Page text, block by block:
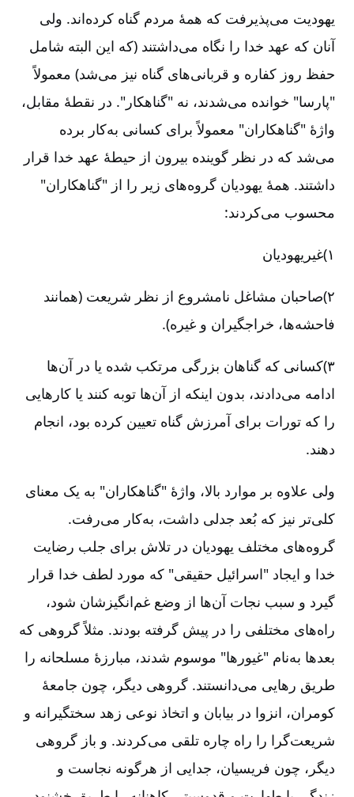
یهودیت می‌پذیرفت که همۀ مردم گناه کرده‌اند. ولی
آنان که عهد خدا را نگاه می‌داشتند (که این البته شامل
حفظ روز کفاره و قربانی‌های گناه نیز می‌شد) معمولاً
"پارسا" خوانده می‌شدند، نه "گناهکار". در نقطۀ مقابل،
واژۀ "گناهکاران" معمولاً برای کسانی به‌کار برده
می‌شد که در نظر گوینده بیرون از حیطۀ عهد خدا قرار
داشتند. همۀ یهودیان گروه‌های زیر را از "گناهکاران"
محسوب می‌کردند:
۱)غیریهودیان
۲)صاحبان مشاغل نامشروع از نظر شریعت (همانند
فاحشه‌ها، خراجگیران و غیره).
۳)کسانی که گناهان بزرگی مرتکب شده یا در آن‌ها
ادامه می‌دادند، بدون اینکه از آن‌ها توبه کنند یا کارهایی
را که تورات برای آمرزش گناه تعیین کرده بود، انجام
دهند.
ولی علاوه بر موارد بالا، واژۀ "گناهکاران" به یک معنای
کلی‌تر نیز که بُعد جدلی داشت، به‌کار می‌رفت.
گروه‌های مختلف یهودیان در تلاش برای جلب رضایت
خدا و ایجاد "اسرائیل حقیقی" که مورد لطف خدا قرار
گیرد و سبب نجات آن‌ها از وضع غم‌انگیزشان شود،
راه‌های مختلفی را در پیش گرفته بودند. مثلاً گروهی که
بعدها به‌نام "غیورها" موسوم شدند، مبارزۀ مسلحانه را
طریق رهایی می‌دانستند. گروهی دیگر، چون جامعۀ
کومران، انزوا در بیابان و اتخاذ نوعی زهد سختگیرانه و
شریعت‌گرا را راه چاره تلقی می‌کردند. و باز گروهی
دیگر، چون فریسیان، جدایی از هرگونه نجاست و